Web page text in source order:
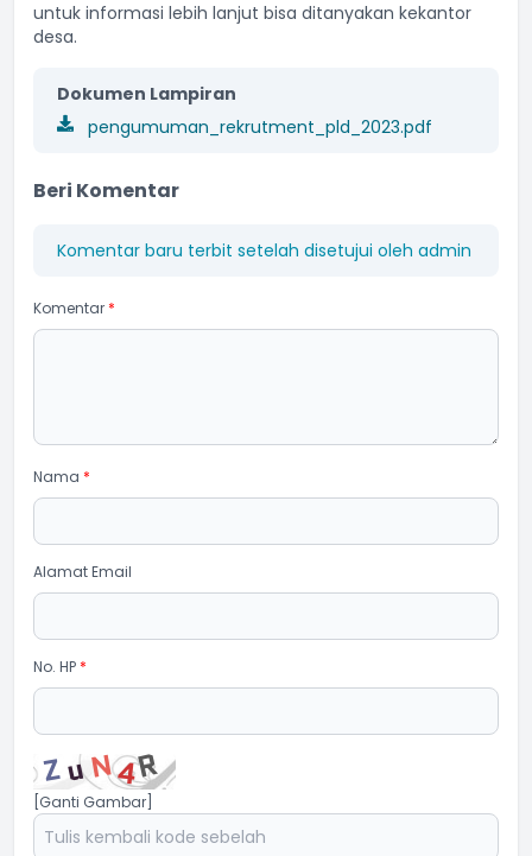
untuk informasi lebih lanjut bisa ditanyakan kekantor
desa.
Dokumen Lampiran
pengumuman_rekrutment_pld_2023.pdf
Beri Komentar
Komentar baru terbit setelah disetujui oleh admin
Komentar *
Nama *
Alamat Email
No. HP *
[Ganti Gambar]